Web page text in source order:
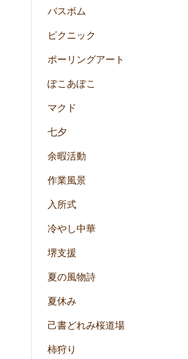
バスボム
ピクニック
ポーリングアート
ぽこあぽこ
マクド
七夕
余暇活動
作業風景
入所式
冷やし中華
堺支援
夏の風物詩
夏休み
己書どれみ桜道場
柿狩り